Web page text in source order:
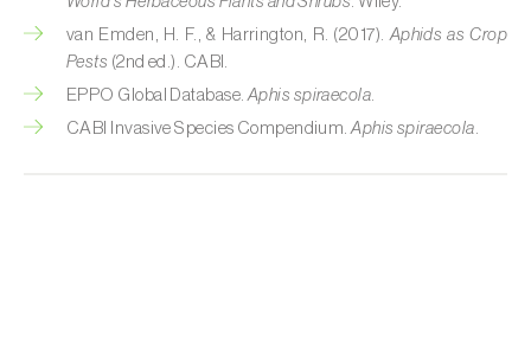
Cochinilla de Comstock (Pseudococcus
comstocki)
Cochinilla de los cítricos (Planococcus citri)
van Emden, H. F., & Harrington, R. (2017). Aphids as Crop
Pests (2nd ed.). CABI.
EPPO Global Database. Aphis spiraecola
CABI Invasive Species Compendium.Aphis spiraecola